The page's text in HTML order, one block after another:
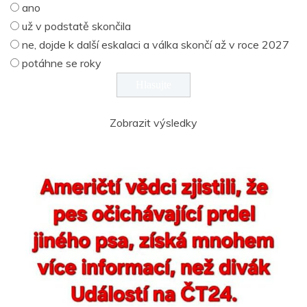
ano
už v podstatě skončila
ne, dojde k další eskalaci a válka skončí až v roce 2027
potáhne se roky
Zobrazit výsledky